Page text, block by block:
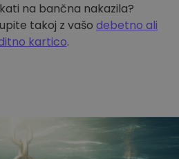
na bančna nakazila?
takoj z vašo debetno ali
kartico.